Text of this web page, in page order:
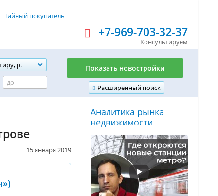
Тайный покупатель
+7-969-703-32-37
Консультируем
р.
Расширенный поиск
Показать новостройки
15 января 2019
Аналитика рынка
недвижимости